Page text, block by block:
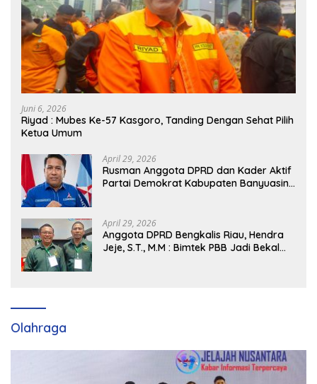
Juni 6, 2026
Riyad : Mubes Ke-57 Kasgoro, Tanding Dengan Sehat Pilih
Ketua Umum
April 29, 2026
Rusman Anggota DPRD dan Kader Aktif
Partai Demokrat Kabupaten Banyuasin
April 29, 2026
Anggota DPRD Bengkalis Riau, Hendra
Jeje, S.T., M.M : Bimtek PBB Jadi Bekal
Olahraga